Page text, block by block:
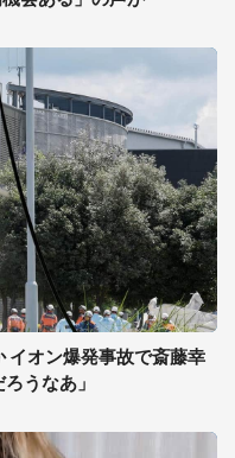
イオン爆発事故で斎藤幸
うなあ」